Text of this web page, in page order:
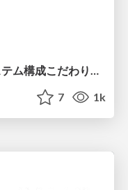
とあるEdTechベンチャーのシステム構成こだわりN選 / edtech-system
7 1k